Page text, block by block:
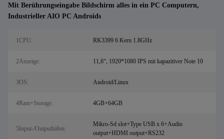
Mit Berührungseingabe Bildschirm alles in ein PC Computern,
Industrieller AIO PC Androids
1CPU: RK3399 6 Kern 1.8GHz
2Anzeige: 11,6“, 1920*1080 IPS mit kapazitiver Note 10
3OS: Android/Linux
4Ram+Storage: 4GB+64GB
5Input-/Outputhäfen:
Mikro-Sd slot+Type USB x 6+Audio
output+HDMI output+RS232